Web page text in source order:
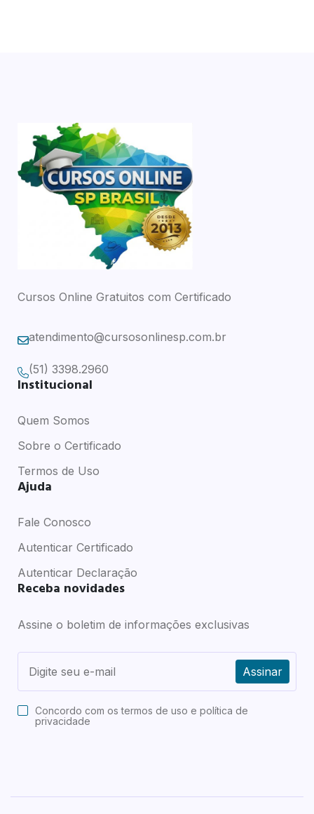
Cursos Online Gratuitos com Certificado
atendimento@cursosonlinesp.com.br
(51) 3398.2960
Institucional
Quem Somos
Sobre o Certificado
Termos de Uso
Ajuda
Fale Conosco
Autenticar Certificado
Autenticar Declaração
Receba novidades
Assine o boletim de informações exclusivas
Assinar
Concordo com ostermos de uso e política de
privacidade